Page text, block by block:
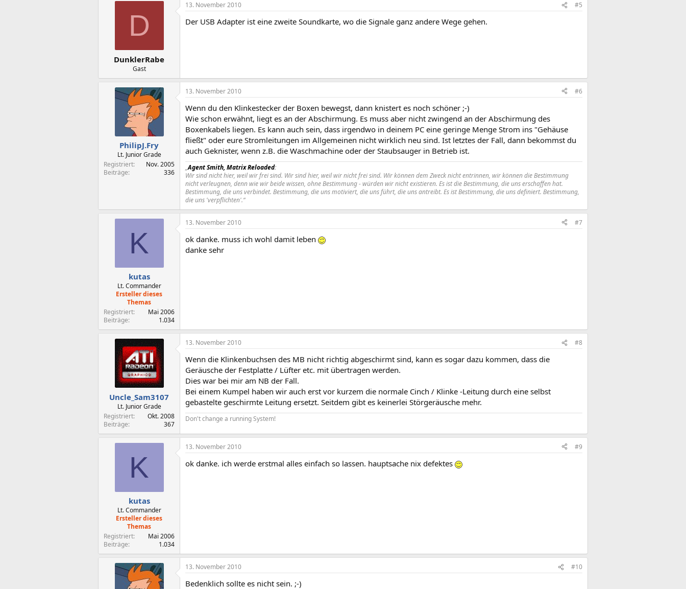
D
DunklerRabe
Gast
13. November 2010 #5
Der USB Adapter ist eine zweite Soundkarte, wo die Signale ganz andere Wege gehen.
PhilipJ.Fry
Lt. Junior Grade
Registriert
Nov. 2005
Beiträge
336
13. November 2010 #6
Wenn du den Klinkestecker der Boxen bewegst, dann knistert es noch schöner ;-)
Wie schon erwähnt, liegt es an der Abschirmung. Es muss aber nicht zwingend an der Abschirmung des
Boxenkabels liegen. Es kann auch sein, dass irgendwo in deinem PC eine geringe Menge Strom ins "Gehäuse
fließt" oder eure Stromleitungen im Allgemeinen nicht wirklich neu sind. Ist letztes der Fall, dann bekommst du
auch Geknister, wenn z.B. die Waschmachine oder der Staubsauger in Betrieb ist.
„Agent Smith, Matrix Reloaded:
Wir sind nicht hier, weil wir frei sind. Wir sind hier, weil wir nicht frei sind. Wir können dem Zweck nicht entrinnen, wir können die Bestimmung
nicht verleugnen, denn wie wir beide wissen, ohne Bestimmung - würden wir nicht existieren. Es ist die Bestimmung, die uns erschaffen hat.
Bestimmung, die uns verbindet. Bestimmung, die uns motiviert, die uns führt, die uns antreibt. Es ist Bestimmung, die uns definiert. Bestimmung,
die uns 'verpflichten'.“
K
kutas
Lt. Commander
Ersteller dieses
Themas
Registriert
Mai 2006
Beiträge
1.034
13. November 2010 #7
ok danke. muss ich wohl damit leben
danke sehr
Uncle_Sam3107
Lt. Junior Grade
Registriert
Okt. 2008
Beiträge
367
13. November 2010 #8
Wenn die Klinkenbuchsen des MB nicht richtig abgeschirmt sind, kann es sogar dazu kommen, dass die
Geräusche der Festplatte / Lüfter etc. mit übertragen werden.
Dies war bei mir am NB der Fall.
Bei einem Kumpel haben wir auch erst vor kurzem die normale Cinch / Klinke -Leitung durch eine selbst
gebastelte geschirmte Leitung ersetzt. Seitdem gibt es keinerlei Störgeräusche mehr.
Don't change a running System!
K
kutas
Lt. Commander
Ersteller dieses
Themas
Registriert
Mai 2006
Beiträge
1.034
13. November 2010 #9
ok danke. ich werde erstmal alles einfach so lassen. hauptsache nix defektes
13. November 2010 #10
Bedenklich sollte es nicht sein. ;-)